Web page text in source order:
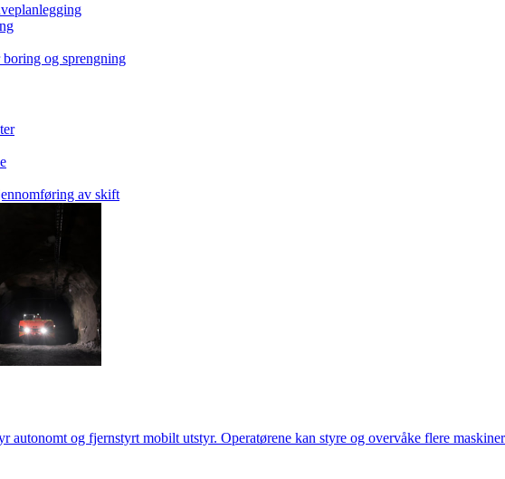
og sprengning
av skift
og fjernstyrt mobilt utstyr. Operatørene kan styre og overvåke flere